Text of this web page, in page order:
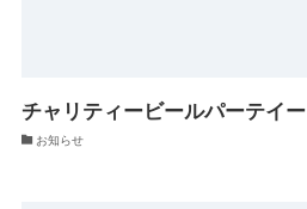
チャリティービールパーテイー
お知らせ